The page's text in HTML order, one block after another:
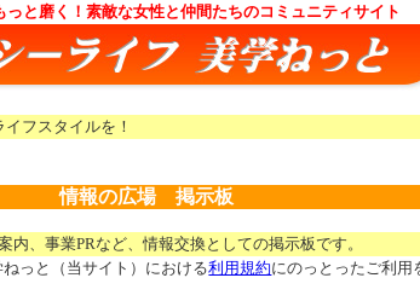
っと磨く！素敵な女性と仲間たちのコミュニティサイト
フスタイルを！
情報の広場 掲示板
内、事業PRなど、情報交換としての掲示板です。
っと（当サイト）における利用規約にのっとったご利用